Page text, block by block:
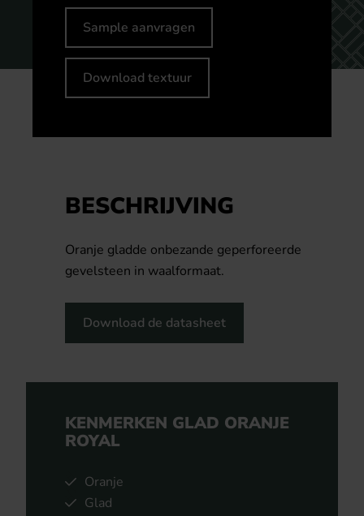
Sample aanvragen
Download textuur
BESCHRIJVING
Oranje gladde onbezande geperforeerde
gevelsteen in waalformaat.
Download de datasheet
KENMERKEN GLAD ORANJE
ROYAL
Oranje
Glad